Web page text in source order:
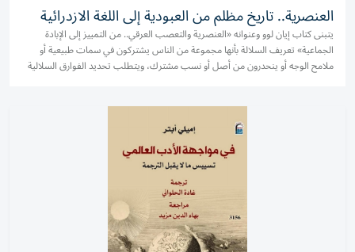
العنصرية.. تاريخ مظلم من العبودية إلى اللغة الازدرائية
يتبنى كتاب إيان لوو وعنوانه «العنصرية والتعصب العرقي.. من التمييز إلى الإبادة
الجماعية» تعريف السلالة بأنها مجموعة من الناس يشتركون في سمات طبيعية أو
ملامح الوجه أو ينحدرون من أصل أو نسب مشترك، ويتطلب تحديد الفوارق السلالية